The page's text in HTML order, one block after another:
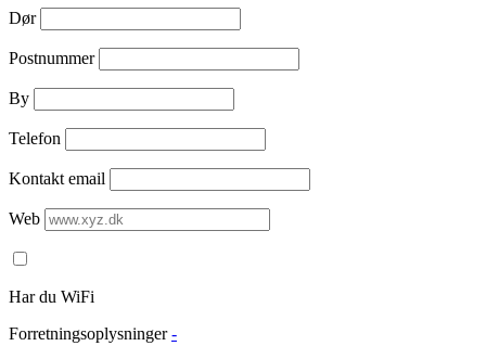
Dør
Postnummer
By
Telefon
Kontakt email
Web
Har du WiFi
Forretningsoplysninger -